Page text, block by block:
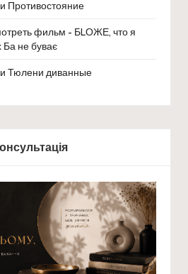
Противостояние
фильм - БLОЖЕ, что я
Ба не буває
Тюлени диванные